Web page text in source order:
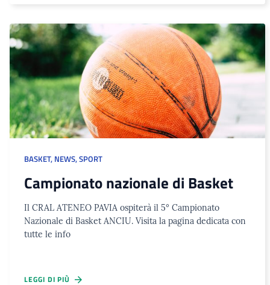
BASKET, NEWS,SPORT
Campionato nazionale di Basket
Il CRAL ATENEO PAVIA ospiterà il 5° Campionato
Nazionale di Basket ANCIU. Visita la pagina dedicata con
tutte le info
LEGGI DI PIÙ